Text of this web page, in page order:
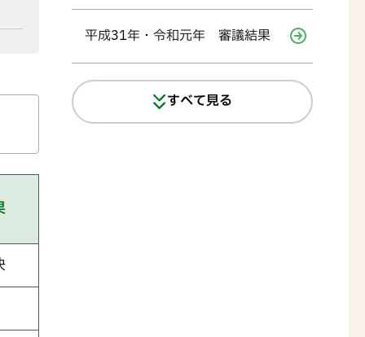
平成31年・令和元年 審議結果
すべて見る